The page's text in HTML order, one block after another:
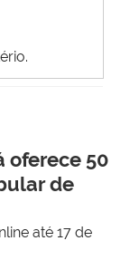
oferece 50
de
até 17 de